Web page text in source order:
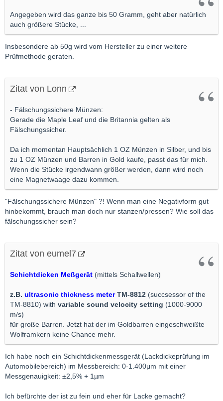
Angegeben wird das ganze bis 50 Gramm, geht aber natürlich
auch größere Stücke, ...
Insbesondere ab 50g wird vom Hersteller zu einer weitere
Prüfmethode geraten.
Zitat von Lonn
- Fälschungssichere Münzen:
Gerade die Maple Leaf und die Britannia gelten als
Fälschungssicher.
Da ich momentan Hauptsächlich 1 OZ Münzen in Silber, und bis
zu 1 OZ Münzen und Barren in Gold kaufe, passt das für mich.
Wenn die Stücke irgendwann größer werden, dann wird noch
eine Magnetwaage dazu kommen.
"Fälschungssichere Münzen" ?! Wenn man eine Negativform gut
hinbekommt, brauch man doch nur stanzen/pressen? Wie soll das
fälschungssicher sein?
Zitat von eumel7
Schichtdicken Meßgerät (mittels Schallwellen)
z.B. ultrasonic thickness meterTM-8812 (succsessor of the
TM-8810) with variable sound velocity setting (1000-9000
m/s)
für große Barren. Jetzt hat der im Goldbarren eingeschweißte
Wolframkern keine Chance mehr.
Ich habe noch ein Schichtdickenmessgerät (Lackdickeprüfung im
Automobilebereich) im Messbereich: 0-1.400μm mit einer
Messgenauigkeit: ±2,5% + 1µm
Ich befürchte der ist zu fein und eher für Lacke gemacht?